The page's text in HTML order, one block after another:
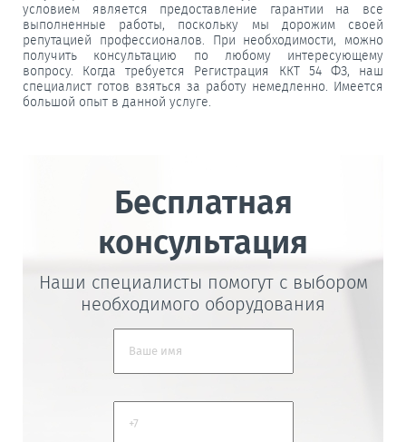
условием является предоставление гарантии на все
выполненные работы, поскольку мы дорожим своей
репутацией профессионалов. При необходимости, можно
получить консультацию по любому интересующему
вопросу. Когда требуется Регистрация ККТ 54 ФЗ, наш
специалист готов взяться за работу немедленно. Имеется
большой опыт в данной услуге.
Бесплатная
консультация
Наши специалисты помогут с выбором
необходимого оборудования